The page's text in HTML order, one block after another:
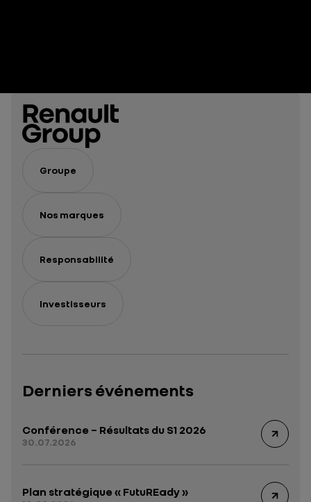
Groupe
Nos marques
Responsabilité
Investisseurs
Derniers événements
Conférence – Résultats du S1 2026
30.07.2026
Plan stratégique « FutuREady »